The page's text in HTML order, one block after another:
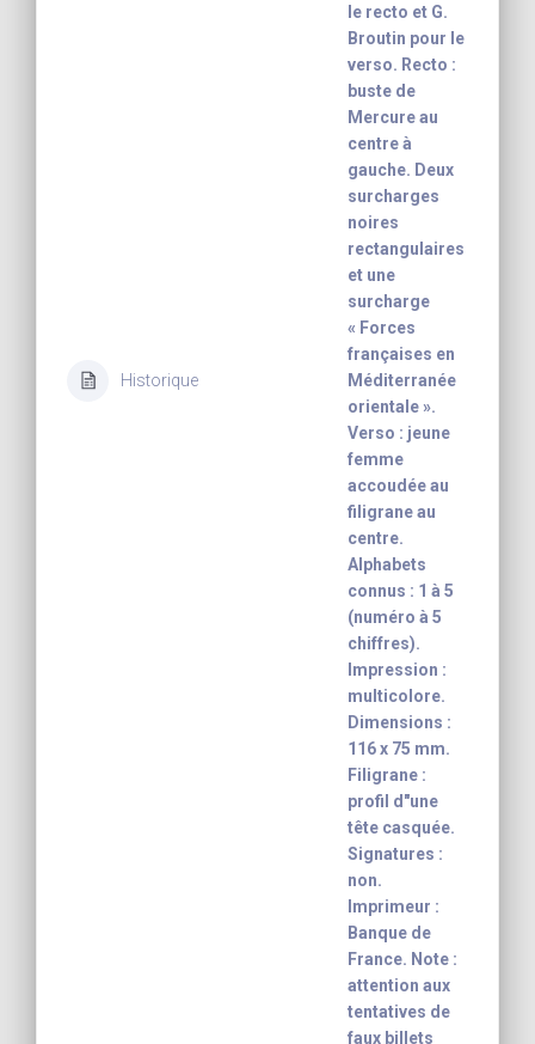
Historique
le recto et G.
Broutin pour le
verso. Recto :
buste de
Mercure au
centre à
gauche. Deux
surcharges
noires
rectangulaires
et une
surcharge
« Forces
françaises en
Méditerranée
orientale ».
Verso : jeune
femme
accoudée au
filigrane au
centre.
Alphabets
connus : 1 à 5
(numéro à 5
chiffres).
Impression :
multicolore.
Dimensions :
116 x 75 mm.
Filigrane :
profil d"une
tête casquée.
Signatures :
non.
Imprimeur :
Banque de
France. Note :
attention aux
tentatives de
faux billets